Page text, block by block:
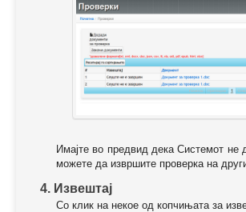
Имајте во предвид дека Системот не
можете да извршите проверка на
4. Извештај
Со клик на некое од копчињата за